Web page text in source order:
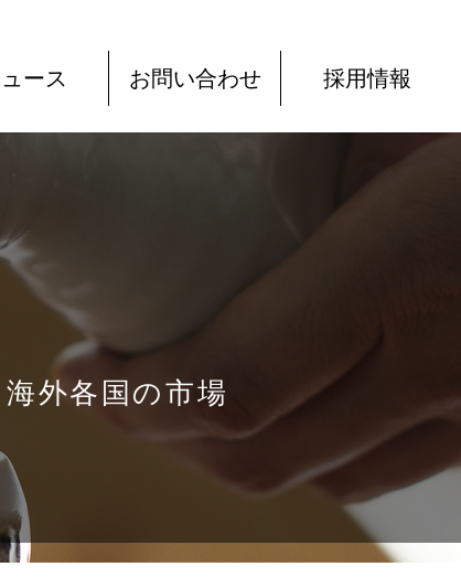
ース お問い合わせ 採用情報
外各国の市場